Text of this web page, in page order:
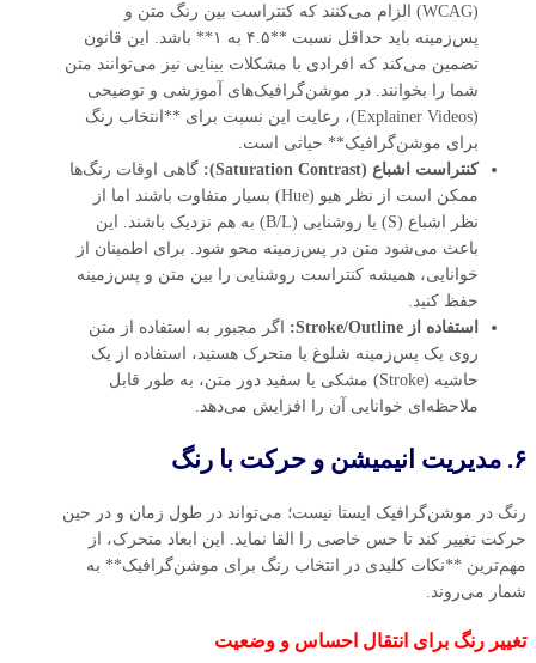
(WCAG) الزام می‌کنند که کنتراست بین رنگ متن و
پس‌زمینه باید حداقل نسبت **۴.۵ به ۱** باشد. این قانون
تضمین می‌کند که افرادی با مشکلات بینایی نیز می‌توانند متن
شما را بخوانند. در موشن‌گرافیک‌های آموزشی و توضیحی
(Explainer Videos)، رعایت این نسبت برای **انتخاب رنگ
برای موشن‌گرافیک** حیاتی است.
کنتراست اشباع (Saturation Contrast):
گاهی اوقات رنگ‌ها
ممکن است از نظر هیو (Hue) بسیار متفاوت باشند اما از
نظر اشباع (S) یا روشنایی (B/L) به هم نزدیک باشند. این
باعث می‌شود متن در پس‌زمینه محو شود. برای اطمینان از
خوانایی، همیشه کنتراست روشنایی را بین متن و پس‌زمینه
حفظ کنید.
استفاده از Stroke/Outline:
اگر مجبور به استفاده از متن
روی یک پس‌زمینه شلوغ یا متحرک هستید، استفاده از یک
حاشیه (Stroke) مشکی یا سفید دور متن، به طور قابل
ملاحظه‌ای خوانایی آن را افزایش می‌دهد.
۶. مدیریت انیمیشن و حرکت با رنگ
رنگ در موشن‌گرافیک ایستا نیست؛ می‌تواند در طول زمان و در حین
حرکت تغییر کند تا حس خاصی را القا نماید. این ابعاد متحرک، از
مهم‌ترین **نکات کلیدی در انتخاب رنگ برای موشن‌گرافیک** به
شمار می‌روند.
تغییر رنگ برای انتقال احساس و وضعیت